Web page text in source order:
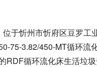
于忻州市忻府区豆罗
75-3.82/450-MT循环
循环流化床生活垃圾